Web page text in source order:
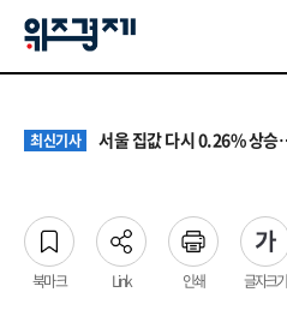
최신기사 서울 집값 다시 0.26% 상승…
최신기사 원·하청 교섭 갈등에 안전 지원
최신기사 청소년 혐오 표현, '처벌과
북마크 Link 인쇄 글자크기